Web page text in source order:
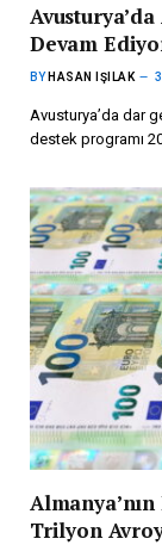
Devam
BY HASAN IŞILAK
Avusturya’da dar
destek programı
Trilyon